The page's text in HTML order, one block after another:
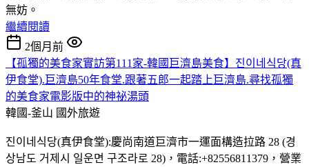
無妨。
繼續閱讀
2個月前
【孤獨的美食家實訪第111家-韓國巨濟島美食】진이네식당(真
伊食堂).巨濟島50年食堂.跟著五郎一起踏上巨濟島.尋找孤獨
的美食家電影版中的神祕湯頭
韓國-釜山 國外旅遊
진이네식당(真伊食堂):慶尚南道巨濟市一運面構造拉路 28 (경
상남도 거제시 일운면 구조라로 28)，電話:+82556811379，營業